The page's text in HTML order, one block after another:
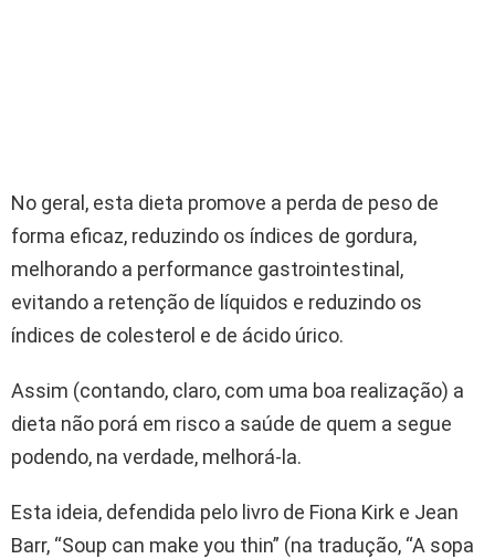
No geral, esta dieta promove a perda de peso de
forma eficaz, reduzindo os índices de gordura,
melhorando a performance gastrointestinal,
evitando a retenção de líquidos e reduzindo os
índices de colesterol e de ácido úrico.
Assim (contando, claro, com uma boa realização) a
dieta não porá em risco a saúde de quem a segue
podendo, na verdade, melhorá-la.
Esta ideia, defendida pelo livro de Fiona Kirk e Jean
Barr, “Soup can make you thin” (na tradução, “A sopa